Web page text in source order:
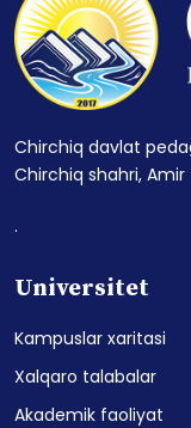
Chirchiq davlat
Chirchiq shahri,
.
Universitet
Kampuslar xaritasi
Xalqaro talabalar
Akademik faoliyat